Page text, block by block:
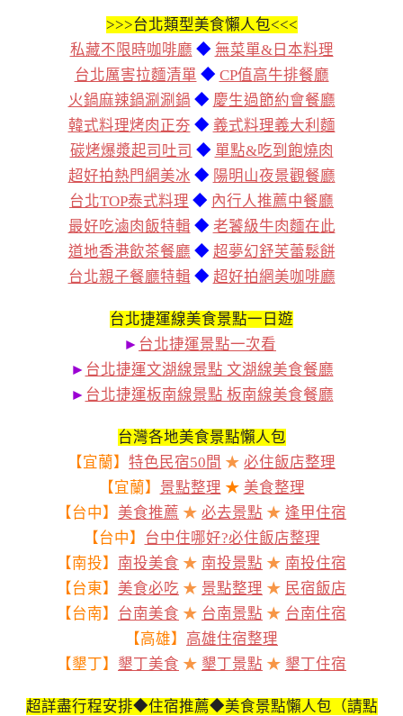
>>>台北類型美食懶人包<<<
私藏不限時咖啡廳 ◆ 無菜單&日本料理
台北厲害拉麵清單 ◆ CP值高牛排餐廳
火鍋麻辣鍋涮涮鍋 ◆ 慶生過節約會餐廳
韓式料理烤肉正夯 ◆ 義式料理義大利麵
碳烤爆漿起司吐司 ◆ 單點&吃到飽燒肉
超好拍熱門網美冰 ◆ 陽明山夜景觀餐廳
台北TOP泰式料理 ◆ 內行人推薦中餐廳
最好吃滷肉飯特輯 ◆ 老饕級牛肉麵在此
道地香港飲茶餐廳 ◆ 超夢幻舒芙蕾鬆餅
台北親子餐廳特輯 ◆ 超好拍網美咖啡廳
台北捷運線美食景點一日遊
► 台北捷運景點一次看
► 台北捷運文湖線景點 文湖線美食餐廳
► 台北捷運板南線景點 板南線美食餐廳
台灣各地美食景點懶人包
【宜蘭】 特色民宿50間 ★ 必住飯店整理
【宜蘭】 景點整理 ★ 美食整理
【台中】 美食推薦 ★ 必去景點 ★ 逢甲住宿
【台中】 台中住哪好?必住飯店整理
【南投】 南投美食 ★ 南投景點 ★ 南投住宿
【台東】 美食必吃 ★ 景點整理 ★ 民宿飯店
【台南】 台南美食 ★ 台南景點 ★ 台南住宿
【高雄】 高雄住宿整理
【墾丁】 墾丁美食 ★ 墾丁景點 ★ 墾丁住宿
超詳盡行程安排◆住宿推薦◆美食景點懶人包（請點